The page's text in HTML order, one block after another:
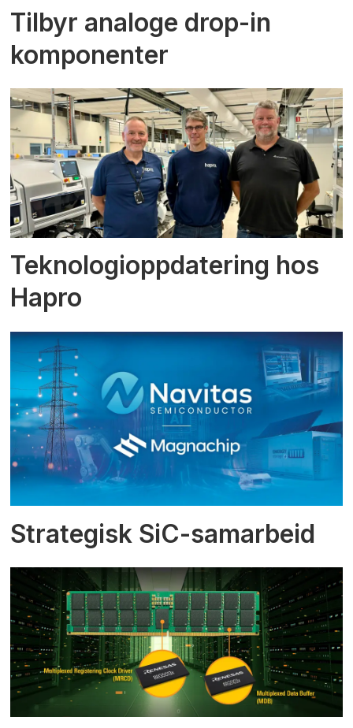
Tilbyr analoge drop-in
komponenter
Teknologioppdatering hos
Hapro
Strategisk SiC-samarbeid